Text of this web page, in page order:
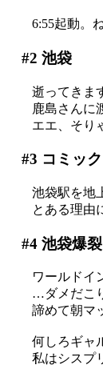
6:55起動。
#2 池袋
逝ってきま
鹿島さんに
エエ、そり
#3 コミッ
池袋駅を地
とある理由
#4池袋爆裂
ワールドイ
…ダメだこ
諦めて朝マ
何しろギャ
私はシスプ